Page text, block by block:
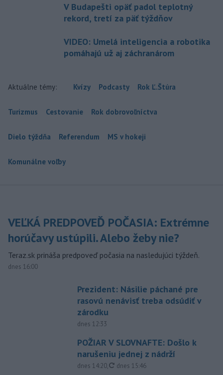
V Budapešti opäť padol teplotný
rekord, tretí za päť týždňov
VIDEO: Umelá inteligencia a robotika
pomáhajú už aj záchranárom
Aktuálne témy: Kvízy Podcasty Rok Ľ.Štúra
Turizmus Cestovanie Rok dobrovoľníctva
Dielo týždňa Referendum MS v hokeji
Komunálne voľby
VEĽKÁ PREDPOVEĎ POČASIA: Extrémne
horúčavy ustúpili. Alebo žeby nie?
Teraz.sk prináša predpoveď počasia na nasledujúci týždeň.
dnes 16:00
Prezident: Násilie páchané pre
rasovú nenávisť treba odsúdiť v
zárodku
dnes 12:33
POŽIAR V SLOVNAFTE: Došlo k
narušeniu jednej z nádrží
dnes 14:20, aktualizované
dnes 15:46